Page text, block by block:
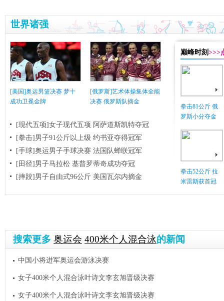
世界诸强
[美国]奥运男篮决赛 梦十
成功卫冕金牌
[俄罗斯]艺术体操集体全能
决赛 俄罗斯队摘金
[现代五项]女子现代五项 阿萨道斯凯特夺冠
[拳击]男子91公斤以上级 约书亚夺得冠军
[手球]奥运男子手球决赛 法国队蝉联冠军
[田径]男子马拉松 基普罗蒂奇成功夺冠
[摔跤]男子自由式96公斤 美国瓦尔内摘金
巅峰时刻>>>
拳击81公斤 俄
罗斯小分夺金
拳击52公斤 拉
米雷斯获首冠
搜索更多 奥运会 400米个人混合泳的新闻
中国小将进军奥运会游泳决赛
女子400米个人混合泳叶诗文李玄旭晋级决赛
女子400米个人混合泳叶诗文李玄旭晋级决赛